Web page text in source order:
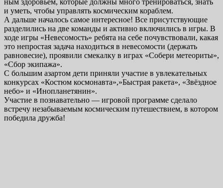
и уметь, чтобы управлять космическим кораблем.
А дальше началось самое интересное! Все присутствующие
разделились на две команды и активно включились в игры. В
ходе игры «Невесомость» ребята на себе почувствовали, какая
это непростая задача находиться в невесомости (держать
равновесие), проявили смекалку в играх «Собери метеориты»,
«Сбор экипажа».
С большим азартом дети приняли участие в увлекательных
конкурсах «Костюм космонавта»,»Быстрая ракета», «Звёздное
небо» и «Инопланетянин».
Участие в познавательно — игровой программе сделало
встречу незабываемым космическим путешествием, в котором
победила дружба!